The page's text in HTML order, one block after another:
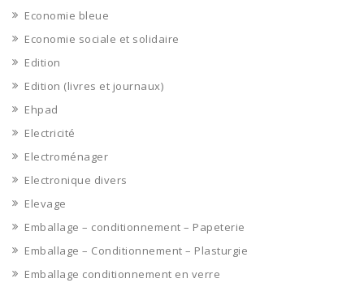
Economie bleue
Economie sociale et solidaire
Edition
Edition (livres et journaux)
Ehpad
Electricité
Electroménager
Electronique divers
Elevage
Emballage – conditionnement – Papeterie
Emballage – Conditionnement – Plasturgie
Emballage conditionnement en verre